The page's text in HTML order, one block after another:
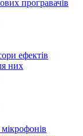
програвачів
ефектів
них